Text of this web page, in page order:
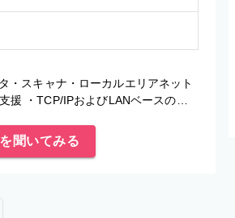
・スキャナ・ローカルエリアネット
援 ・TCP/IPおよびLANベースのネ
聞いてみる